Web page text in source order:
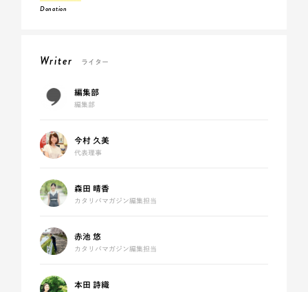
Donation
Writer ライター
編集部
編集部
今村 久美
代表理事
森田 晴香
カタリバマガジン編集担当
赤池 悠
カタリバマガジン編集担当
本田 詩織